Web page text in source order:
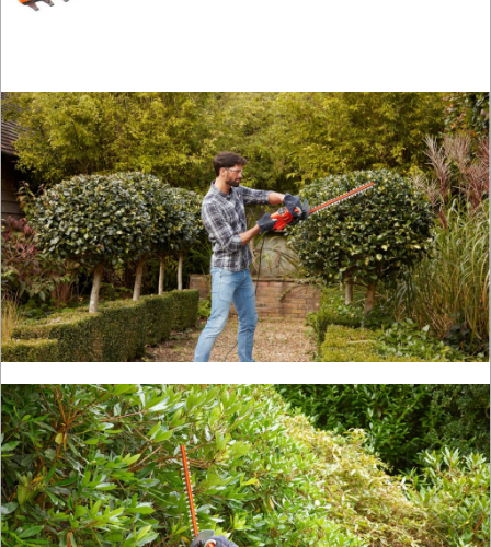
PNEUMATYCZNE
AKCESORIA
KOMPRESORY
NARZĘDZIA
SPAWALNICTWO
URZĄDZENIA
ROZRUCHOWE
PROSTOWNIKI
I
OSPRZĘT
AGREGATY
PRĄDOWE